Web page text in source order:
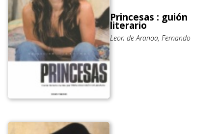
Princesas : guión
literario
Leon de Aranoa, Fernando